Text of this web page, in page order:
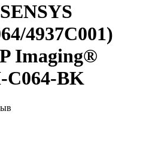
4937C001)
Imaging®
C064-BK